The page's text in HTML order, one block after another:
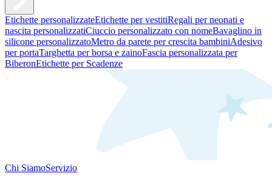
Etichette personalizzateEtichette per vestitiRegali per neonati e
nascita personalizzatiCiuccio personalizzato con nomeBavaglino in
silicone personalizzatoMetro da parete per crescita bambiniAdesivo
per portaTarghetta per borsa e zainoFascia personalizzata per
BiberonEtichette per Scadenze
Chi SiamoServizio